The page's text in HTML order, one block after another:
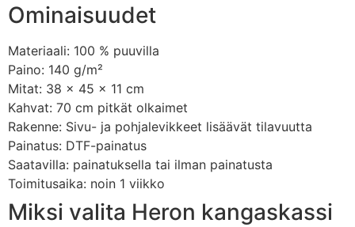
Ominaisuudet
Materiaali: 100 % puuvilla
Paino: 140 g/m²
Mitat: 38 x 45 x 11 cm
Kahvat: 70 cm pitkät olkaimet
Rakenne: Sivu- ja pohjalevikkeet lisäävät tilavuutta
Painatus: DTF-painatus
Saatavilla: painatuksella tai ilman painatusta
Toimitusaika: noin 1 viikko
Miksi valita Heron kangaskassi